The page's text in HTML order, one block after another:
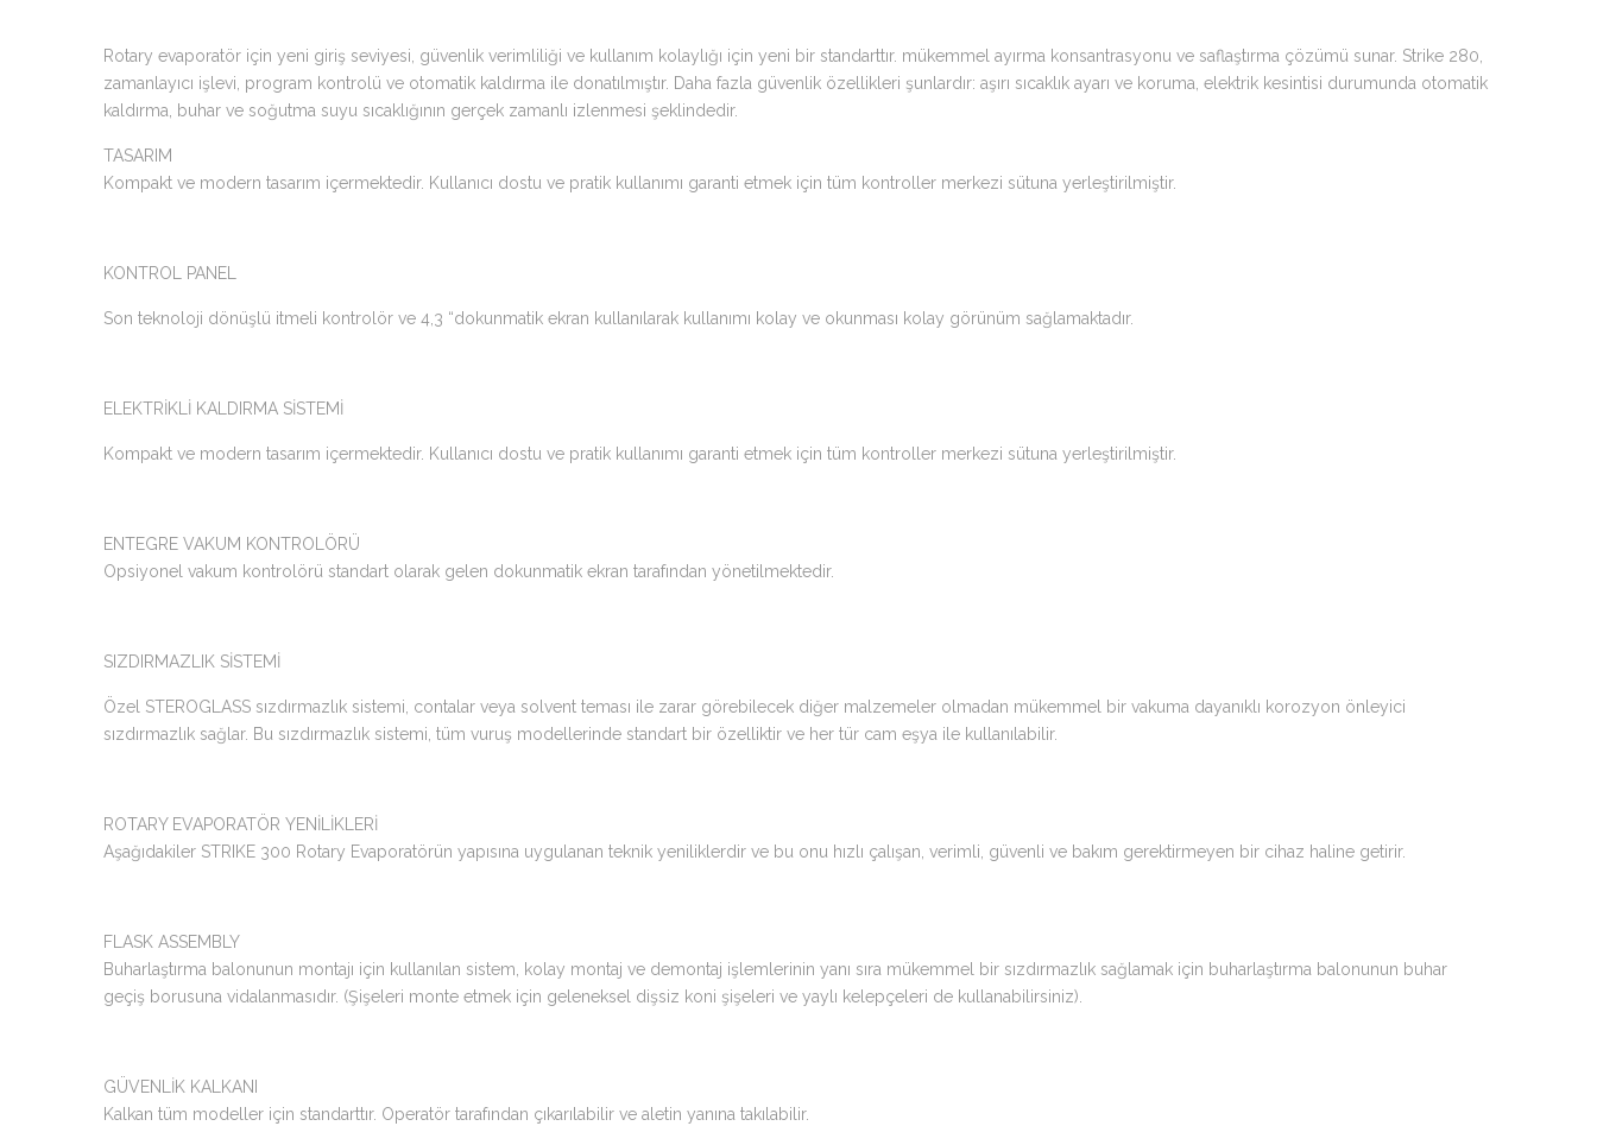
Rotary evaporatör için yeni giriş seviyesi, güvenlik verimliliği ve kullanım kolaylığı için yeni bir standarttır. mükemmel ayırma konsantrasyonu ve saflaştırma çözümü sunar. Strike 280,
zamanlayıcı işlevi, program kontrolü ve otomatik kaldırma ile donatılmıştır. Daha fazla güvenlik özellikleri şunlardır: aşırı sıcaklık ayarı ve koruma, elektrik kesintisi durumunda otomatik
kaldırma, buhar ve soğutma suyu sıcaklığının gerçek zamanlı izlenmesi şeklindedir.
TASARIM
Kompakt ve modern tasarım içermektedir. Kullanıcı dostu ve pratik kullanımı garanti etmek için tüm kontroller merkezi sütuna yerleştirilmiştir.
KONTROL PANEL
Son teknoloji dönüşlü itmeli kontrolör ve 4,3 “dokunmatik ekran kullanılarak kullanımı kolay ve okunması kolay görünüm sağlamaktadır.
ELEKTRİKLİ KALDIRMA SİSTEMİ
Kompakt ve modern tasarım içermektedir. Kullanıcı dostu ve pratik kullanımı garanti etmek için tüm kontroller merkezi sütuna yerleştirilmiştir.
ENTEGRE VAKUM KONTROLÖRÜ
Opsiyonel vakum kontrolörü standart olarak gelen dokunmatik ekran tarafından yönetilmektedir.
SIZDIRMAZLIK SİSTEMİ
Özel STEROGLASS sızdırmazlık sistemi, contalar veya solvent teması ile zarar görebilecek diğer malzemeler olmadan mükemmel bir vakuma dayanıklı korozyon önleyici
sızdırmazlık sağlar. Bu sızdırmazlık sistemi, tüm vuruş modellerinde standart bir özelliktir ve her tür cam eşya ile kullanılabilir.
ROTARY EVAPORATÖR YENİLİKLERİ
Aşağıdakiler STRIKE 300 Rotary Evaporatörün yapısına uygulanan teknik yeniliklerdir ve bu onu hızlı çalışan, verimli, güvenli ve bakım gerektirmeyen bir cihaz haline getirir.
FLASK ASSEMBLY
Buharlaştırma balonunun montajı için kullanılan sistem, kolay montaj ve demontaj işlemlerinin yanı sıra mükemmel bir sızdırmazlık sağlamak için buharlaştırma balonunun buhar
geçiş borusuna vidalanmasıdır. (Şişeleri monte etmek için geleneksel dişsiz koni şişeleri ve yaylı kelepçeleri de kullanabilirsiniz).
GÜVENLİK KALKANI
Kalkan tüm modeller için standarttır. Operatör tarafından çıkarılabilir ve aletin yanına takılabilir.